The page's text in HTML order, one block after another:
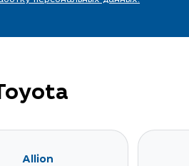
Allion